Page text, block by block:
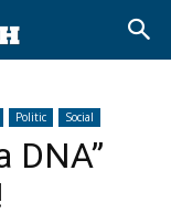
Politic Social
DNA”